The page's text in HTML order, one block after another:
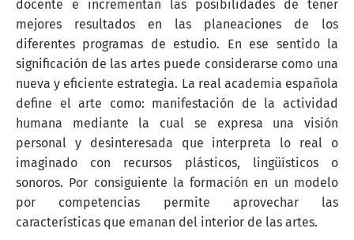
docente e incrementan las posibilidades de tener
mejores resultados en las planeaciones de los
diferentes programas de estudio. En ese sentido la
significación de las artes puede considerarse como una
nueva y eficiente estrategia. La real academia española
define el arte como: manifestación de la actividad
humana mediante la cual se expresa una visión
personal y desinteresada que interpreta lo real o
imaginado con recursos plásticos, lingüísticos o
sonoros. Por consiguiente la formación en un modelo
por competencias permite aprovechar las
características que emanan del interior de las artes.